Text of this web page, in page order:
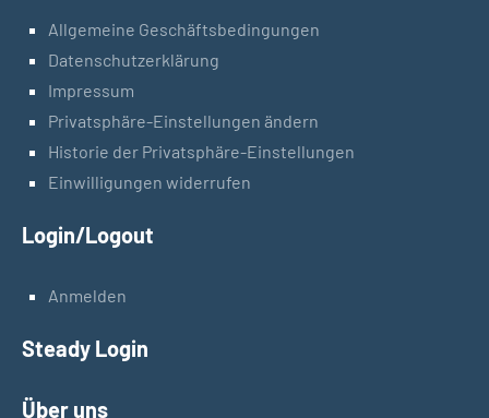
Allgemeine Geschäftsbedingungen
Datenschutzerklärung
Impressum
Privatsphäre-Einstellungen ändern
Historie der Privatsphäre-Einstellungen
Einwilligungen widerrufen
Login/Logout
Anmelden
Steady Login
Über uns